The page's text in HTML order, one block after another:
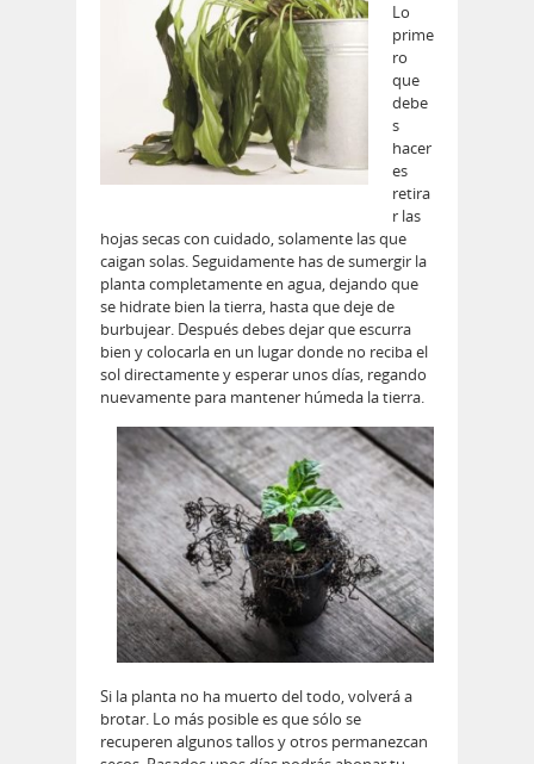
Lo
prime
ro
que
debe
s
hacer
es
retira
r las
hojas secas con cuidado, solamente las que
caigan solas. Seguidamente has de sumergir la
planta completamente en agua, dejando que
se hidrate bien la tierra, hasta que deje de
burbujear. Después debes dejar que escurra
bien y colocarla en un lugar donde no reciba el
sol directamente y esperar unos días, regando
nuevamente para mantener húmeda la tierra.
Si la planta no ha muerto del todo, volverá a
brotar. Lo más posible es que sólo se
recuperen algunos tallos y otros permanezcan